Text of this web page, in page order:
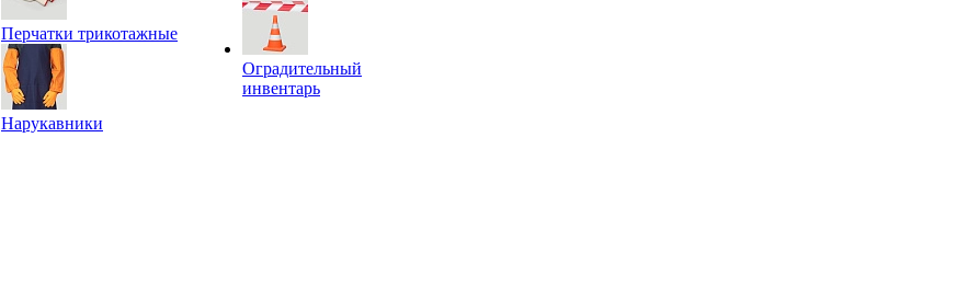
Перчатки трикотажные
Нарукавники
Оградительный
инвентарь